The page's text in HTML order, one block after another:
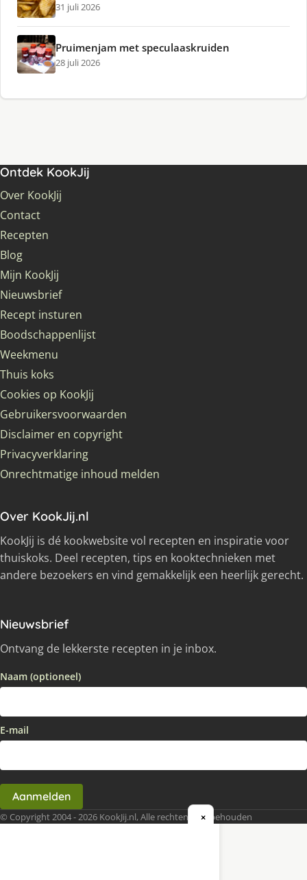
31 juli 2026
Pruimenjam met speculaaskruiden
28 juli 2026
Ontdek KookJij
Over KookJij
Contact
Recepten
Blog
Mijn KookJij
Nieuwsbrief
Recept insturen
Boodschappenlijst
Weekmenu
Thuis koks
Cookies op KookJij
Gebruikersvoorwaarden
Disclaimer en copyright
Privacyverklaring
Onrechtmatige inhoud melden
Over KookJij.nl
KookJij is dé kookwebsite vol recepten en inspiratie voor
thuiskoks. Deel recepten, tips en kooktechnieken met
andere bezoekers en vind gemakkelijk een heerlijk gerecht.
Nieuwsbrief
Ontvang de lekkerste recepten in je inbox.
Naam (optioneel)
E-mail
Aanmelden
© Copyright 2004 - 2026 KookJij.nl, Alle rechten voorbehouden
×